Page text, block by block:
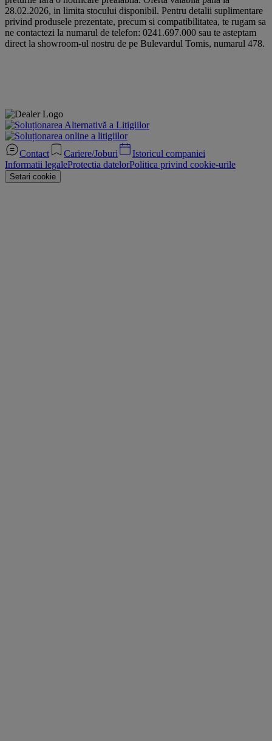
28.02.2026, in limita stocului disponibil. Pentru detalii suplimentare
privind produsele prezentate, precum si compatibilitatea, te rugam sa
ne contactezi la numarul de telefon: 0241.697.000 sau te asteptam
direct la showroom-ul nostru de pe Bulevardul Tomis, numarul 478.
Contact Cariere/Joburi
Istoricul companiei
Informatii legaleProtectia datelorPolitica privind cookie-urile
Setari cookie